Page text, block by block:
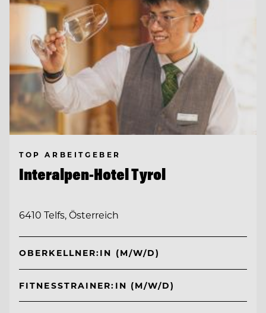
TOP ARBEITGEBER
Interalpen-Hotel Tyrol
6410 Telfs, Österreich
OBERKELLNER:IN (M/W/D)
FITNESSTRAINER:IN (M/W/D)